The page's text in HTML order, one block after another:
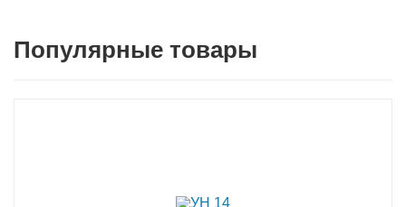
Популярные товары